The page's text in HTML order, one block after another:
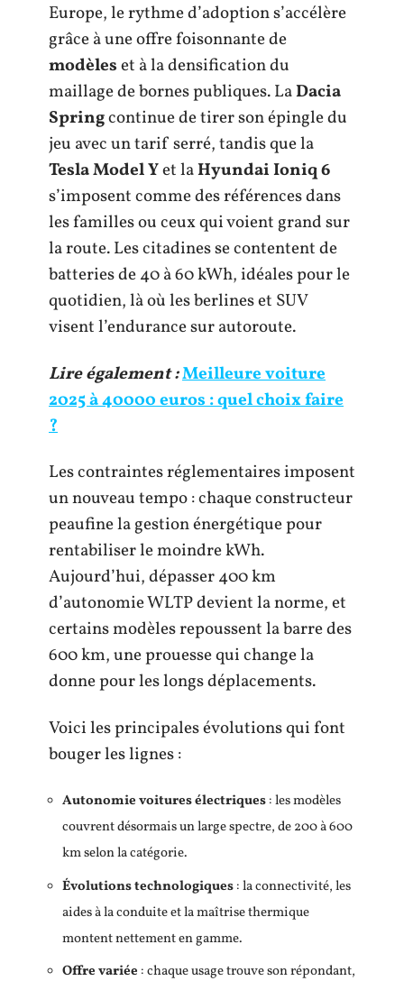
Europe, le rythme d’adoption s’accélère
grâce à une offre foisonnante de
modèleset à la densification du
maillage de bornes publiques. LaDacia
Springcontinue de tirer son épingle du
jeu avec un tarif serré, tandis que la
Tesla Model Yet laHyundai Ioniq 6
s’imposent comme des références dans
les familles ou ceux qui voient grand sur
la route. Les citadines se contentent de
batteries de 40 à 60 kWh, idéales pour le
quotidien, là où les berlines et SUV
visent l’endurance sur autoroute.
Lire également :Meilleure voiture
2025 à 40000 euros : quel choix faire
?
Les contraintes réglementaires imposent
un nouveau tempo : chaque constructeur
peaufine la gestion énergétique pour
rentabiliser le moindre kWh.
Aujourd’hui, dépasser 400 km
d’autonomie WLTP devient la norme, et
certains modèles repoussent la barre des
600 km, une prouesse qui change la
donne pour les longs déplacements.
Voici les principales évolutions qui font
bouger les lignes :
Autonomie voitures électriques: les modèles
couvrent désormais un large spectre, de 200 à 600
km selon la catégorie.
Évolutions technologiques: la connectivité, les
aides à la conduite et la maîtrise thermique
montent nettement en gamme.
Offre variée : chaque usage trouve son répondant,